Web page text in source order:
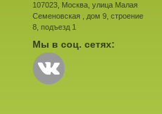
107023, Москва, улица Малая
Семеновская , дом 9, строение
8, подъезд 1
Мы в соц. сетях: